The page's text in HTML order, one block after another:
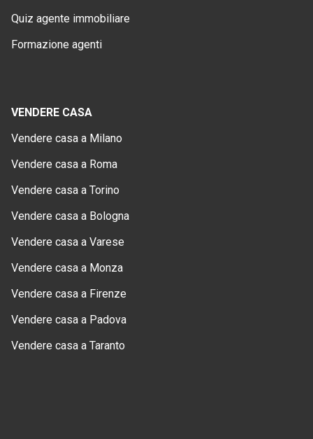
Quiz agente immobiliare
Formazione agenti
VENDERE CASA
Vendere casa a Milano
Vendere casa a Roma
Vendere casa a Torino
Vendere casa a Bologna
Vendere casa a Varese
Vendere casa a Monza
Vendere casa a Firenze
Vendere casa a Padova
Vendere casa a Taranto